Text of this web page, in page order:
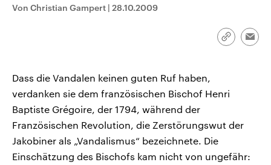
September 2026 einen neuen
Landtag. Seit 2021 wird das
und Kandidaten der anstehenden
Wahl.
mit großem Einfluss auf
aktuelle Weltgeschehen.
Audio-Archiv
Von Christian Gampert | 28.10.2009
Link
Dass die Vandalen keinen guten Ruf haben,
verdanken sie dem französischen Bischof Henri
Baptiste Grégoire, der 1794, während der
Französischen Revolution, die Zerstörungswut der
Jakobiner als „Vandalismus“ bezeichnete. Die
Einschätzung des Bischofs kam nicht von ungefähr: